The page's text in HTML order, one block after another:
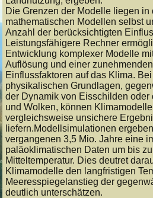
Die Grenzen der Modelle liegen in
mathematischen Modellen selbst
Anzahl der berücksichtigten
Leistungsfähigere Rechner
Entwicklung komplexer Modelle
Auflösung und einer
Einflussfaktoren auf das Klima.
physikalischen Grundlagen,
der Dynamik von Eisschilden oder
und Wolken, können
vergleichsweise unsichere
liefern.Modellsimulationen
vergangenen 3,5 Mio. Jahre eine
paläoklimatischen Daten um bis
Mitteltemperatur. Dies deutret
Klimamodelle den langfristigen
Meeresspiegelanstieg der
deutlich unterschätzen.